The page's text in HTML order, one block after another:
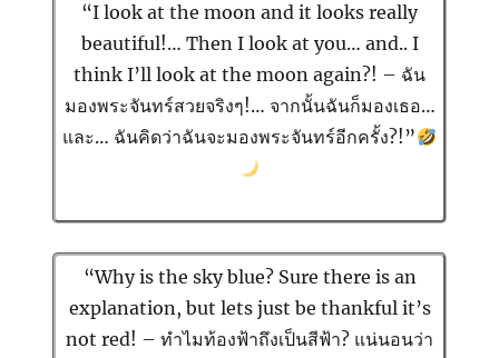
“I look at the moon and it looks really
beautiful!… Then I look at you… and.. I
think I’ll look at the moon again?! – ฉัน
มองพระจันทร์สวยจริงๆ!… จากนั้นฉันก็มองเธอ…
และ… ฉันคิดว่าฉันจะมองพระจันทร์อีกครั้ง?!”
“Why is the sky blue? Sure there is an
explanation, but lets just be thankful it’s
not red! – ทำไมท้องฟ้าถึงเป็นสีฟ้า? แน่นอนว่า